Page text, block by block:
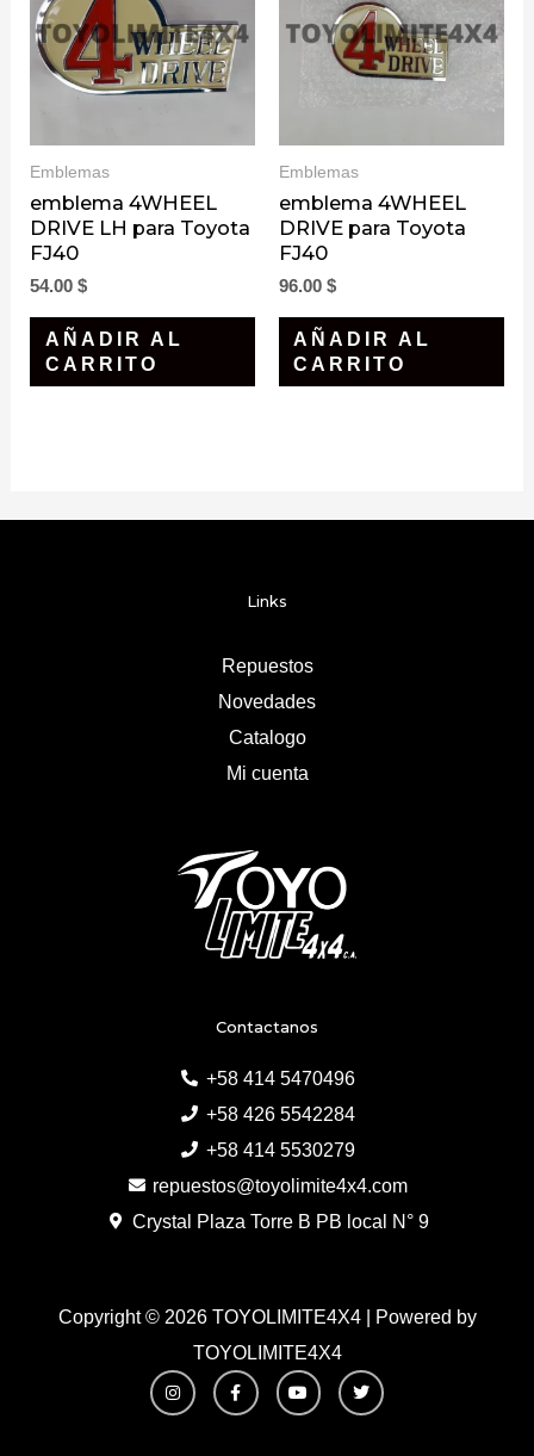
Emblemas
emblema 4WHEEL
DRIVE LH para Toyota
FJ40
54.00$
AÑADIR AL
CARRITO
Emblemas
emblema 4WHEEL
DRIVE para Toyota
FJ40
96.00 $
AÑADIR AL
CARRITO
Contactanos
+58 414 5470496
+58 426 5542284
+58 414 5530279
repuestos@toyolimite4x4.com
Crystal Plaza Torre B PB local N° 9
Links
Repuestos
Novedades
Catalogo
Mi cuenta
Copyright © 2026 TOYOLIMITE4X4 | Powered by
TOYOLIMITE4X4
I
n
s
F
a
c
Y
o
u
T
w
i